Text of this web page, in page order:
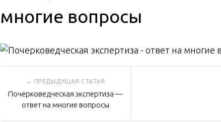
многие вопросы
Навигация
по
Почерковедческая экспертиза —
ответ на многие вопросы